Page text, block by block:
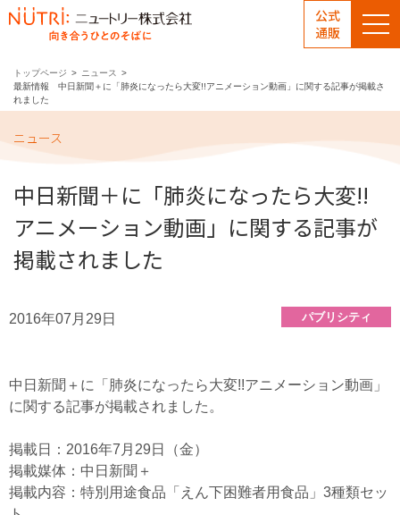
公式
通販
トップページ
ニュース
最新情報 中日新聞＋に「肺炎になったら大変!!アニメーション動画」に関する記事が掲載さ
れました
ニュース
中日新聞＋に「肺炎になったら大変!!
アニメーション動画」に関する記事が
掲載されました
2016年07月29日 パブリシティ
中日新聞＋に「肺炎になったら大変!!アニメーション動画」
に関する記事が掲載されました。
掲載日：2016年7月29日（金）
掲載媒体：中日新聞＋
掲載内容：特別用途食品「えん下困難者用食品」3種類セッ